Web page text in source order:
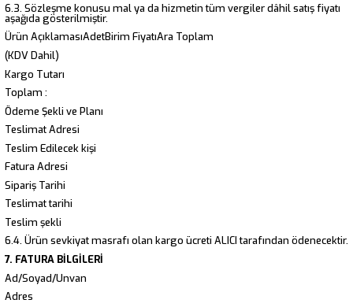
6.3. Sözleşme konusu mal ya da hizmetin tüm vergiler dâhil satış fiyatı
aşağıda gösterilmiştir.
Ürün AçıklamasıAdetBirim FiyatıAra Toplam
(KDV Dahil)
Kargo Tutarı
Toplam :
Ödeme Şekli ve Planı
Teslimat Adresi
Teslim Edilecek kişi
Fatura Adresi
Sipariş Tarihi
Teslimat tarihi
Teslim şekli
6.4. Ürün sevkiyat masrafı olan kargo ücreti ALICI tarafından ödenecektir.
7. FATURA BİLGİLERİ
Ad/Soyad/Unvan
Adres